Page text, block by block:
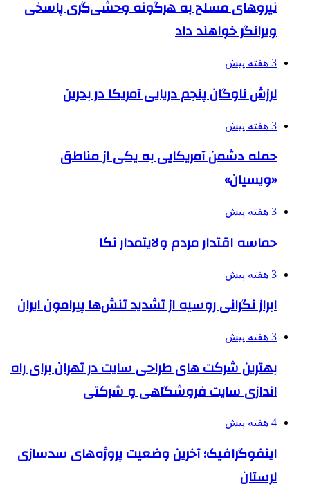
نیروهای مسلح به هرگونه وحشی‌گری پاسخی
ویرانگر خواهند داد
3 هفته پیش
لرزش ناوگان پنجم دریایی آمریکا در بحرین
3 هفته پیش
حمله دشمن آمریکایی به یکی از مناطق
«ویسیان»
3 هفته پیش
حماسه اقتدار مردم ولایتمدار نکا
3 هفته پیش
ابراز نگرانی روسیه از تشدید تنش‌ها پیرامون ایران
3 هفته پیش
بهترین شرکت های طراحی سایت در تهران برای راه
اندازی سایت فروشگاهی و شرکتی
4 هفته پیش
اینفوگرافیک؛ آخرین وضعیت پروژه‌های سدسازی
لرستان